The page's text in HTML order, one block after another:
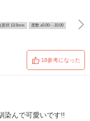
直径 13.5mm 度数 ±0.00~ -10.00
18参考になった
染んで可愛いです!!